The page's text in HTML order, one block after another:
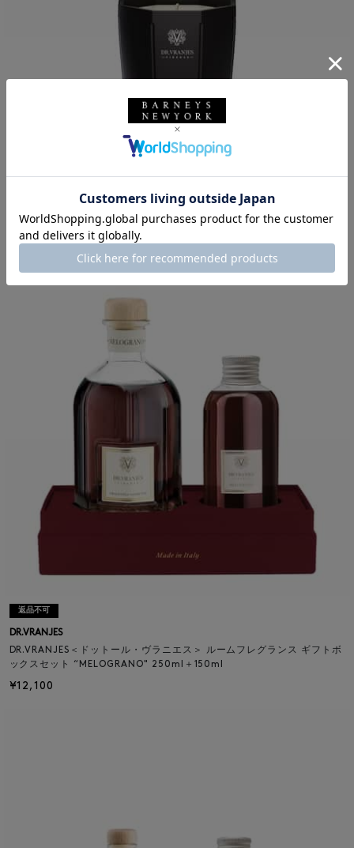
DR.VRANJES
DR.VRANJES＜ドットール・ヴラニエス＞ ミニキャンドル"ROSA TABA
返品不可
DR.VRANJES
DR.VRANJES＜ドットール・ヴラニエス＞ ルームフレグランス ギフトボ
ックスセット “MELOGRANO" 250ml＋150ml
¥12,100